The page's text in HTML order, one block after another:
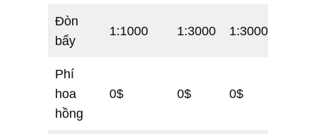
Đòn
bẩy
1:1000 1:3000 1:3000
Phí
hoa
hồng
0$ 0$ 0$